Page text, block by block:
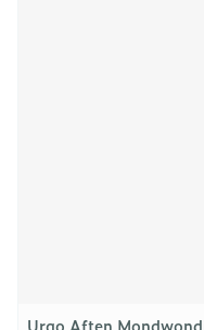
Urgo Aften